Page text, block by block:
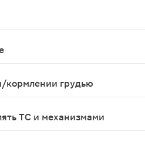
кормлении грудью
ТС и механизмами